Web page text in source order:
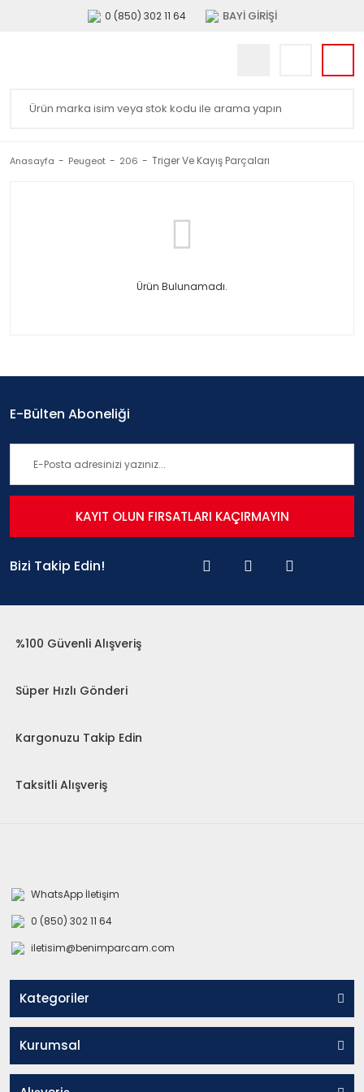
0 (850) 302 11 64 BAYİ GİRİŞİ
Anasayfa Peugeot 206 Triger Ve Kayış Parçaları
Ürün Bulunamadı.
E-Bülten Aboneliği
KAYIT OLUN FIRSATLARI KAÇIRMAYIN
Bizi Takip Edin!
%100 Güvenli Alışveriş
Süper Hızlı Gönderi
Kargonuzu Takip Edin
Taksitli Alışveriş
WhatsApp İletişim
0 (850) 302 11 64
iletisim@benimparcam.com
Kategoriler
Kurumsal